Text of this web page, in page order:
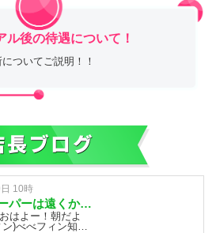
ル後の待遇について！
ついてご説明！！
10時
ウーパールーパーは遠くから見ていたい
はよー！朝だよ
)べべフィン知っ